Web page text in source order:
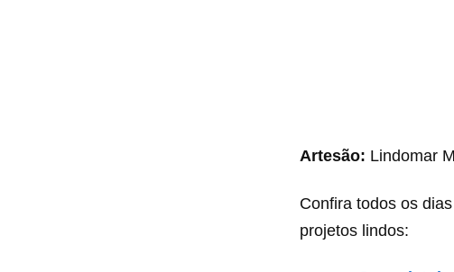
Artesão: Lindomar
Confira todos os
projetos lindos: